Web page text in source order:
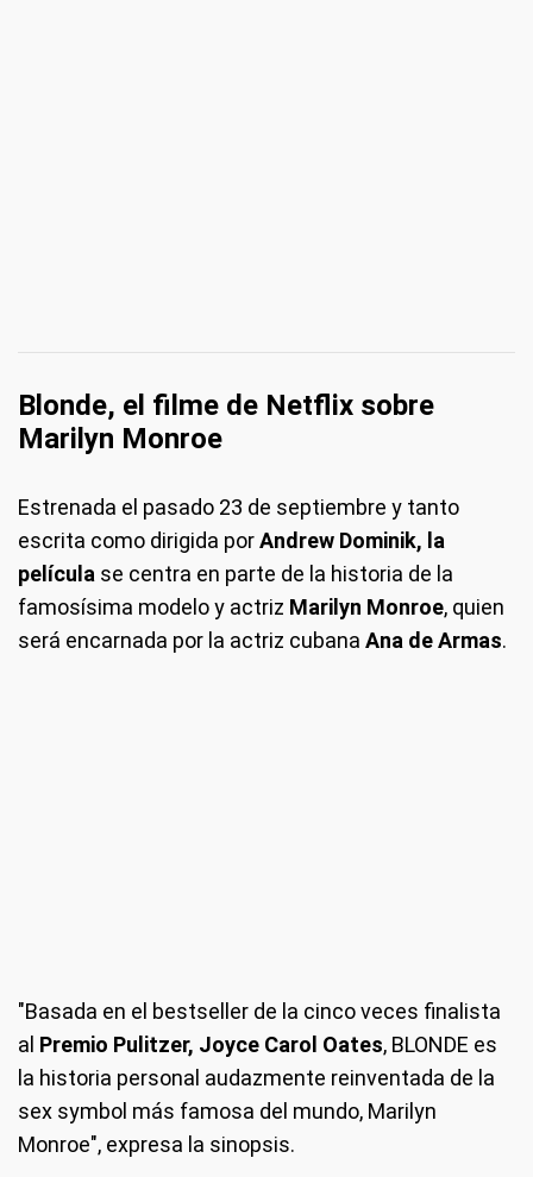
Blonde, el filme de Netflix sobre
Marilyn Monroe
Estrenada el pasado 23 de septiembre y tanto
escrita como dirigida porAndrew Dominik, la
película se centra en parte de la historia de la
famosísima modelo y actriz Marilyn Monroe, quien
será encarnada por la actriz cubana Ana de Armas.
"Basada en el bestseller de la cinco veces finalista
al Premio Pulitzer, Joyce Carol Oates, BLONDE es
la historia personal audazmente reinventada de la
sex symbol más famosa del mundo, Marilyn
Monroe", expresa la sinopsis.